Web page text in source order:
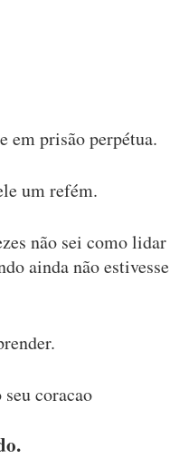
em prisão perpétua.
um refém.
não sei como
ainda não
coracao